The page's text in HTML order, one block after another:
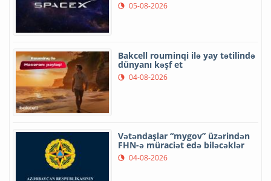
05-08-2026
Bakcell rouminqi ilə yay tətilində
dünyanı kəşf et
04-08-2026
Vətəndaşlar “mygov” üzərindən
FHN-ə müraciət edə biləcəklər
04-08-2026